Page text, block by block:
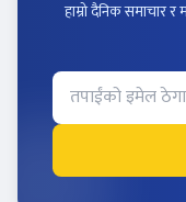
हाम्रो दैनिक समाचार